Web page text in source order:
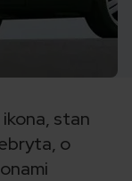
stan
o